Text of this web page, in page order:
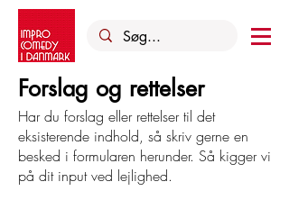
Forslag og rettelser
Har du forslag eller rettelser til det
eksisterende indhold, så skriv gerne en
besked i formularen herunder. Så kigger vi
på dit input ved lejlighed.